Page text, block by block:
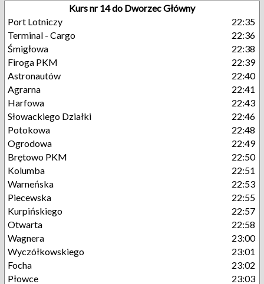
Kurs nr 14 do Dworzec Główny
Port Lotniczy
22:35
Terminal - Cargo
22:36
Śmigłowa
22:38
Firoga PKM
22:39
Astronautów
22:40
Agrarna
22:41
Harfowa
22:43
Słowackiego Działki
22:46
Potokowa
22:48
Ogrodowa
22:49
Brętowo PKM
22:50
Kolumba
22:51
Warneńska
22:53
Piecewska
22:55
Kurpińskiego
22:57
Otwarta
22:58
Wagnera
23:00
Wyczółkowskiego
23:01
Focha
23:02
Płowce
23:03